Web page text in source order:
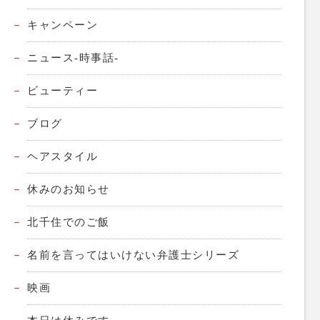
キャンペーン
ニュース-時事話-
ビューティー
ブログ
ヘアスタイル
休みのお知らせ
北千住でのご飯
名前を言ってはいけない弁護士シリーズ
映画